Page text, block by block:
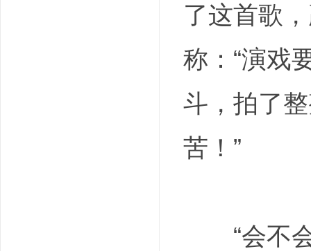
了这首歌
称：“演戏
斗，拍了
苦！”
“会不会